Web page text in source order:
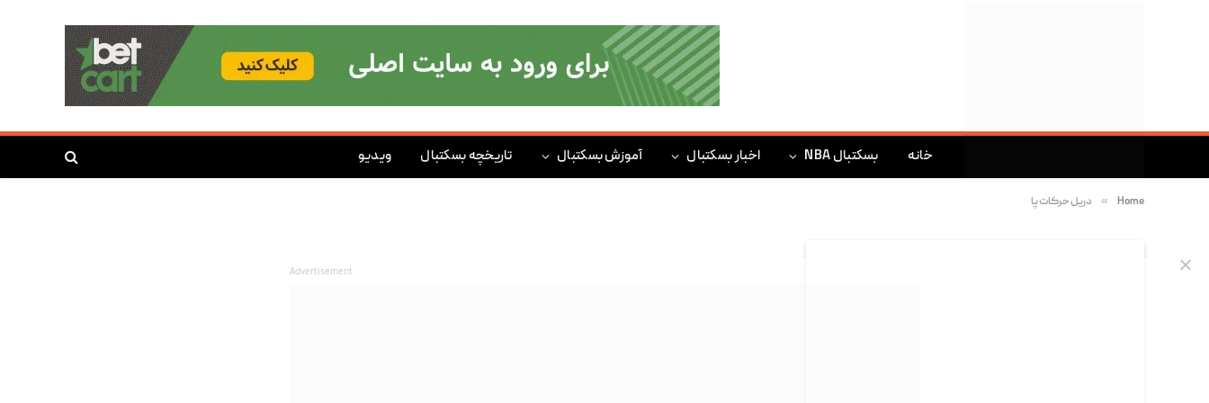
خانه بسکتبال NBA اخبار بسکتبال آموزش بسکتبال تاریخچه بسکتبال ویدیو
Home
» دریل حرکات پا
Advertisement